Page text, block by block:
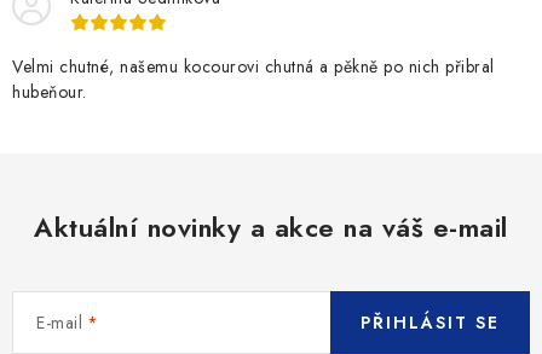
Velmi chutné, našemu kocourovi chutná a pěkně po nich přibral
hubeňour.
Aktuální novinky a akce na váš e-mail
E-mail PŘIHLÁSIT SE